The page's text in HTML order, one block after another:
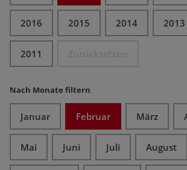
2016 2015 2014 2013
2011
Nach Monate filtern
Januar Februar März
Mai Juni Juli August